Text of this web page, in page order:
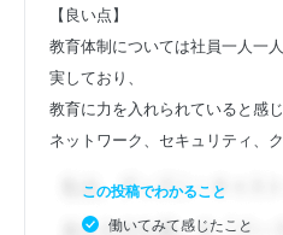
【良い点】
教育体制については社員一人一
実しており、
教育に力を入れられていると感じ
ネットワーク、セキュリティ、
この投稿でわかること
働いてみて感じたこと